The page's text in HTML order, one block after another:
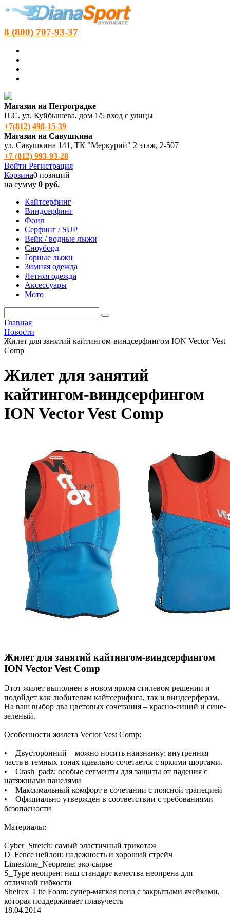
8 (800) 707-93-37
Магазин на Петроградке
П.С. ул. Куйбышева, дом 1/5 вход с улицы
+7(812) 498‑15-39
Магазин на Савушкина
ул. Савушкина 141, ТК "Меркурий" 2 этаж, 2-507
+7 (812) 993-93-28
Войти Регистрация
Корзина0 позиций
на сумму 0 руб.
Кайтсерфинг
Виндсерфинг
Фоил
Серфинг / SUP
Вейк / водные лыжи
Сноуборд
Горные лыжи
Зимняя одежда
Летняя одежда
Аксессуары
Мото
Главная
Новости
Жилет для занятий кайтингом-виндсерфингом ION Vector Vest
Comp
Жилет для занятий
кайтингом-виндсерфингом
ION Vector Vest Comp
Жилет для занятий кайтингом-виндсерфингом
ION Vector Vest Comp
Этот жилет выполнен в новом ярком стилевом решении и
подойдет как любителям кайтсерифнга, так и виндсерферам.
На ваш выбор два цветовых сочетания – красно-синий и сине-
зеленый.
Особенности жилета Vector Vest Comp:
• Двусторонний – можно носить наизнанку: внутренняя
часть в темных тонах идеально сочетается с яркими шортами.
• Crash_padz: особые сегменты для защиты от падения с
натяжными панелями
• Максимальный комфорт в сочетании с поясной трапецией
• Официально утвержден в соответствии с требованиями
безопасности
Материалы:
Cyber_Stretch: самый эластичный трикотаж
D_Fence нейлон: надежность и хороший стрейч
Limestone_Neoprene: эко-сырье
S_Type неопрен: наш стандарт качества неопрена для
отличной гибкости
Sheirex_Lite Foam: супер-мягкая пена с закрытыми ячейками,
которая поддерживает плавучесть
18.04.2014